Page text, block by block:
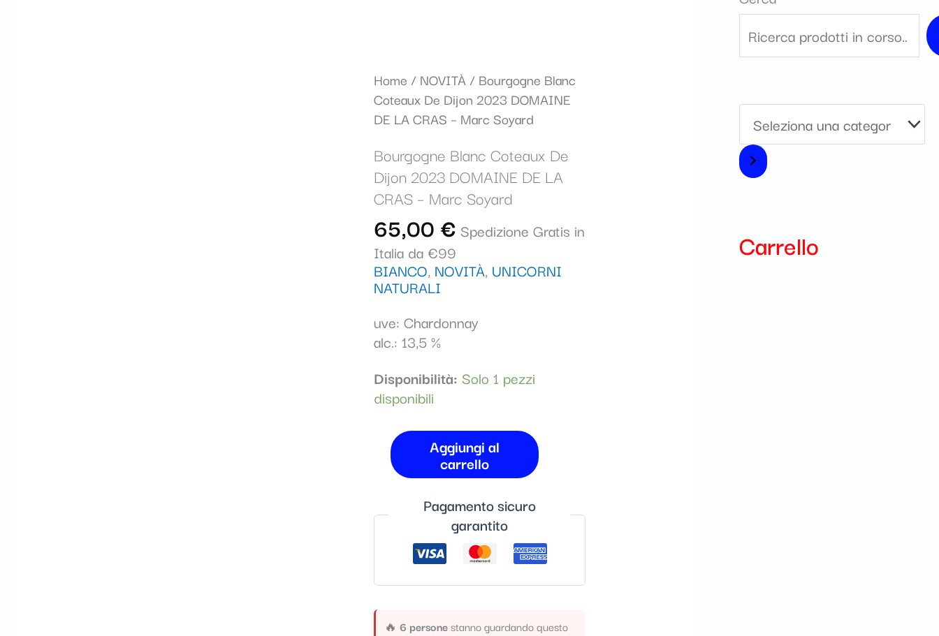
Home / NOVITÀ/ Bourgogne Blanc
Coteaux De Dijon 2023 DOMAINE
DE LA CRAS – Marc Soyard
Bourgogne Blanc Coteaux De
Dijon 2023 DOMAINE DE LA
CRAS – Marc Soyard
65,00 € Spedizione Gratis in
Italia da €99
BIANCO, NOVITÀ, UNICORNI
NATURALI
uve: Chardonnay
alc.: 13,5 %
Disponibilità: Solo 1 pezzi
disponibili
Bourgogne
Blanc
Coteaux
Dijon
2023
DOMAINE
LA
CRAS
-
Marc
Soyard
quantità
Aggiungi al
carrello
Pagamento sicuro
garantito
🔥 6 personestanno guardando questo
a
Carrello